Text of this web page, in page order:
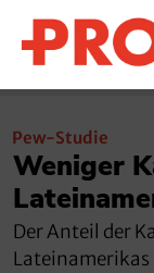
Pew-Studie
Weniger
Der Anteil der
Lateinamerikas